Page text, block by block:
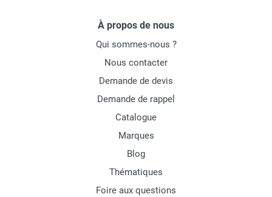
À propos de nous
Qui sommes-nous ?
Nous contacter
Demande de devis
Demande de rappel
Catalogue
Marques
Blog
Thématiques
Foire aux questions